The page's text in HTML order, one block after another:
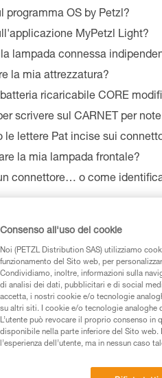
programma OS by Petzl?
MyPetzl Light?
lampada connessa
la mia attrezzatura?
ricaricabile CORE
scrivere sul CARNET per
le lettere Pat incise sui
la mia lampada frontale?
connettore… o come
led su una frontale?
la lampadina di serie della
VIZEN su un casco
del mio prodotto?
lampada andando in bici?
correttamente la mia
Consenso all'uso dei cookie
Noi (PETZL Distribution SAS) utilizziamo
funzionamento del Sito web, per
Condividiamo, inoltre, informazioni sulla
di analisi dei dati, pubblicitari e di social
accetta, i nostri cookie e/o tecnologie
su altri siti. I cookie e/o tecnologie analoghe
L’utente può revocare il proprio consenso
disponibile nella parte inferiore del Sito
l’esperienza dell’utente, ma in nessun caso